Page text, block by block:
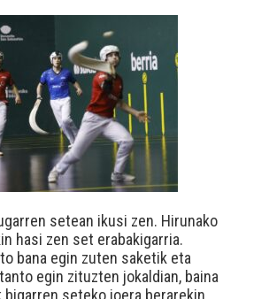
setean ikusi zen. Hirunako
hasi zen set erabakigarria.
bana egin zuten saketik eta
egin zituzten jokaldian, baina
bigarren seteko joera berarekin